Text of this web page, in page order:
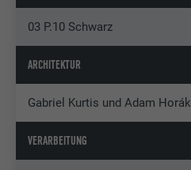
03 P.10 Schwarz
ARCHITEKTUR
Gabriel Kurtis und Adam Horák
VERARBEITUNG